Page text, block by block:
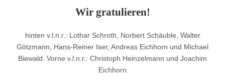
Wir gratulieren!
hinten v.l.n.r.: Lothar Schroth, Norbert Schäuble, Walter
Götzmann, Hans-Reiner Iser, Andreas Eichhorn und Michael
Biewald. Vorne v.l.n.r.: Christoph Heinzelmann und Joachim
Eichhorn